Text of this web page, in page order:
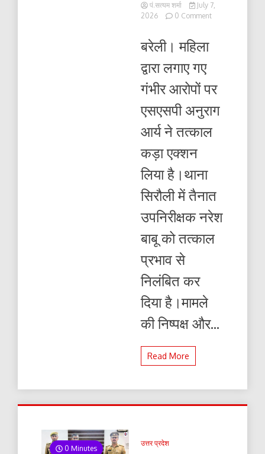
पं.सत्यम शर्मा
July 7,
2026
0 Commenton
ने
बड़ा
किया
बरेली। महिला
द्वारा लगाए गए
गंभीर आरोपों पर
एसएसपी अनुराग
आर्य ने तत्काल
कड़ा एक्शन
लिया है।थाना
सिरौली में तैनात
उपनिरीक्षक नरेश
बाबू को तत्काल
प्रभाव से
निलंबित कर
दिया है।मामले
की निष्पक्ष और...
Read More
0 Minutes
उत्तर प्रदेश